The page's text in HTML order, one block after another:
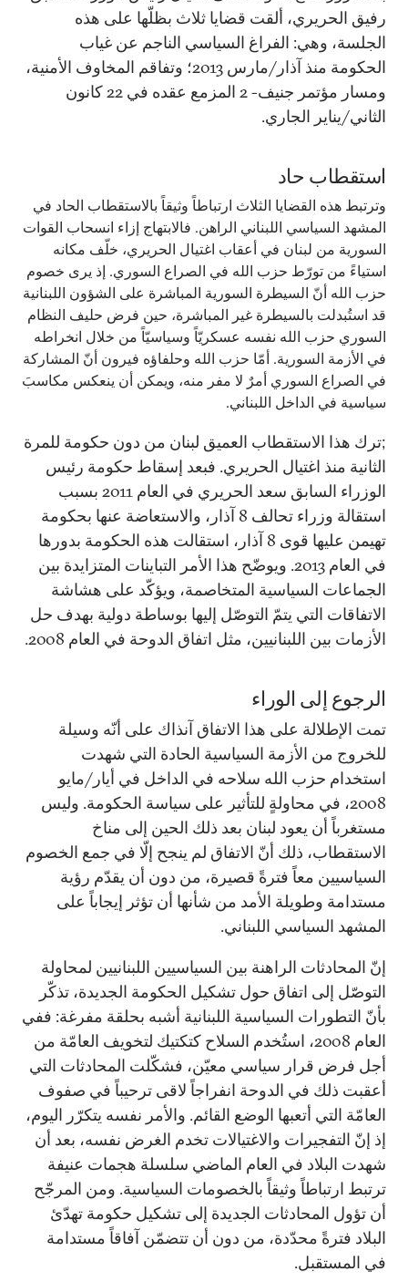
رفيق الحريري، ألقت قضايا ثلاث بظلّها على هذه
الجلسة، وهي: الفراغ السياسي الناجم عن غياب
الحكومة منذ آذار/مارس 2013؛ وتفاقم المخاوف الأمنية،
ومسار مؤتمر جنيف- 2 المزمع عقده في 22 كانون
الثاني/يناير الجاري.
استقطاب حاد
وترتبط هذه القضايا الثلاث ارتباطاً وثيقاً بالاستقطاب الحاد في
المشهد السياسي اللبناني الراهن. فالابتهاج إزاء انسحاب القوات
السورية من لبنان في أعقاب اغتيال الحريري، خلّف مكانه
استياءً من تورّط حزب الله في الصراع السوري. إذ يرى خصوم
حزب الله أنّ السيطرة السورية المباشرة على الشؤون اللبنانية
قد استُبدلت بالسيطرة غير المباشرة، حين فرض حليف النظام
السوري حزب الله نفسه عسكريّاً وسياسيّاً من خلال انخراطه
في الأزمة السورية. أمّا حزب الله وحلفاؤه فيرون أنّ المشاركة
في الصراع السوري أمرٌ لا مفر منه، ويمكن أن ينعكس مكاسبَ
سياسية في الداخل اللبناني.
;ترك هذا الاستقطاب العميق لبنان من دون حكومة للمرة
الثانية منذ اغتيال الحريري. فبعد إسقاط حكومة رئيس
الوزراء السابق سعد الحريري في العام 2011 بسبب
استقالة وزراء تحالف 8 آذار، والاستعاضة عنها بحكومة
تهيمن عليها قوى 8 آذار، استقالت هذه الحكومة بدورها
في العام 2013. ويوضّح هذا الأمر التباينات المتزايدة بين
الجماعات السياسية المتخاصمة، ويؤكّد على هشاشة
الاتفاقات التي يتمّ التوصّل إليها بوساطة دولية بهدف حل
الأزمات بين اللبنانيين، مثل اتفاق الدوحة في العام 2008.
الرجوع إلى الوراء
تمت الإطلالة على هذا الاتفاق آنذاك على أنّه وسيلة
للخروج من الأزمة السياسية الحادة التي شهدت
استخدام حزب الله سلاحه في الداخل في أيار/مايو
2008، في محاولةٍ للتأثير على سياسة الحكومة. وليس
مستغرباً أن يعود لبنان بعد ذلك الحين إلى مناخ
الاستقطاب، ذلك أنّ الاتفاق لم ينجح إلّا في جمع الخصوم
السياسيين معاً فترةً قصيرة، من دون أن يقدّم رؤية
مستدامة وطويلة الأمد من شأنها أن تؤثر إيجاباً على
المشهد السياسي اللبناني.
إنّ المحادثات الراهنة بين السياسيين اللبنانيين لمحاولة
التوصّل إلى اتفاق حول تشكيل الحكومة الجديدة، تذكّر
بأنّ التطورات السياسية اللبنانية أشبه بحلقة مفرغة: ففي
العام 2008، استُخدم السلاح كتكتيك لتخويف العامّة من
أجل فرض قرار سياسي معيّن، فشكّلت المحادثات التي
أعقبت ذلك في الدوحة انفراجاً لاقى ترحيباً في صفوف
العامّة التي أتعبها الوضع القائم. والأمر نفسه يتكرّر اليوم،
إذ إنّ التفجيرات والاغتيالات تخدم الغرض نفسه، بعد أن
شهدت البلاد في العام الماضي سلسلة هجمات عنيفة
ترتبط ارتباطاً وثيقاً بالخصومات السياسية. ومن المرجّح
أن تؤول المحادثات الجديدة إلى تشكيل حكومة تهدّئ
البلاد فترةً محدّدة، من دون أن تتضمّن آفاقاً مستدامة
في المستقبل.